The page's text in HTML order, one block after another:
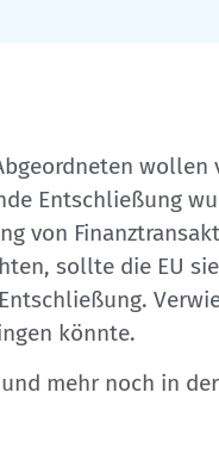
Entschließung
von
sollte die EU
könnte.
mehr noch in der